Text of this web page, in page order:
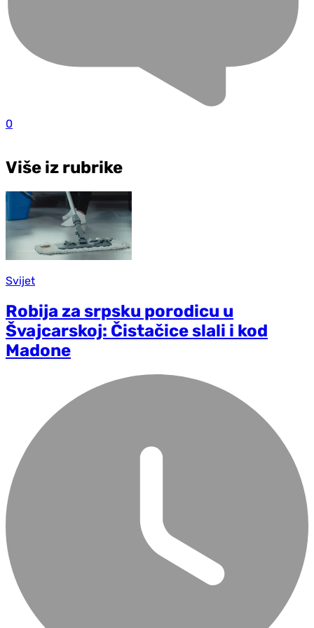
0
Više iz rubrike
Svijet
Robija za srpsku porodicu u
Švajcarskoj: Čistačice slali i kod
Madone